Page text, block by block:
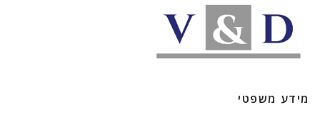
מידע משפטי